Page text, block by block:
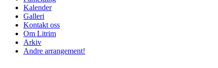
Kalender
Galleri
Kontakt oss
Om Litrim
Arkiv
Andre arrangement!